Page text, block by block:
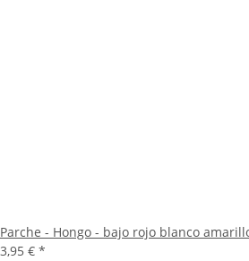
Parche - Hongo - bajo rojo blanco
3,95 € *